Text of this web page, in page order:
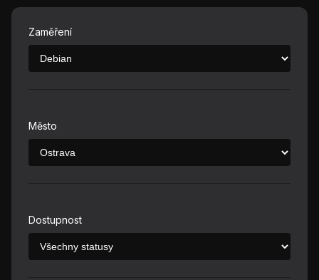
Zaměření
Město
Dostupnost